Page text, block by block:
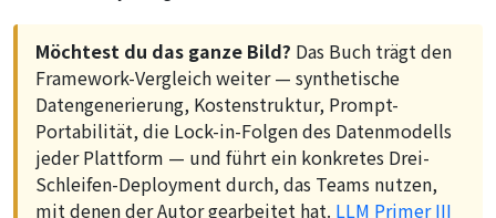
Möchtest du das ganze Bild? Das Buch trägt den
Framework-Vergleich weiter — synthetische
Datengenerierung, Kostenstruktur, Prompt-
Portabilität, die Lock-in-Folgen des Datenmodells
jeder Plattform — und führt ein konkretes Drei-
Schleifen-Deployment durch, das Teams nutzen,
mit denen der Autor gearbeitet hat. LLM Primer III